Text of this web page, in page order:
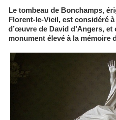
Le tombeau de Bonchamps,
Florent-le-Vieil, est considéré
d’œuvre de David d’Angers,
monument élevé à la mémoire